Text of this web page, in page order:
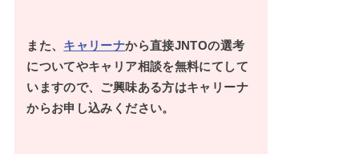
また、 キャリーナから直接JNTOの選考
についてやキャリア相談を無料にてして
いますので、ご興味ある方はキャリーナ
からお申し込みください。